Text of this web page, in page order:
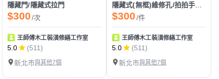
隱藏門/隱藏式拉門
$300/次
王師傅木工裝潢修繕工作室
5.0
(511)
新北市與其他7個
$300/件
王師傅木工裝潢修繕工作室
5.0
(511)
新北市與其他7個